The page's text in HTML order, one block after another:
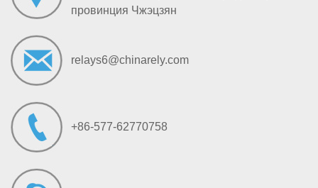
провинция Чжэцзян
relays6@chinarely.com
+86-577-62770758